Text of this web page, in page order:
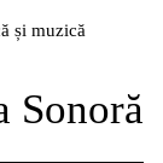
și muzică